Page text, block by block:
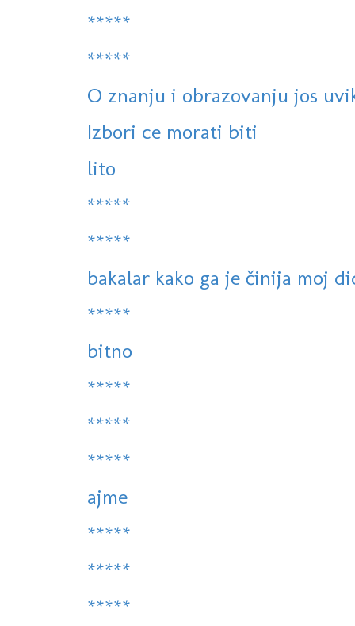
*****
*****
O znanju i obrazovanju jos
Izbori ce morati biti
lito
*****
*****
bakalar kako ga je činija moj
*****
bitno
*****
*****
*****
ajme
*****
*****
*****